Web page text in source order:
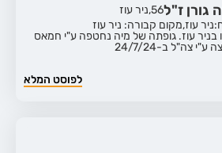
גורן ז"ל56, ניר עוז
עוז,מקום קבורה: ניר עוז
בניר עוז. גופתה של מיה נחטפה ע"י חמאס
ע"י צה"ל ב-24/7/24
לפוסט המלא